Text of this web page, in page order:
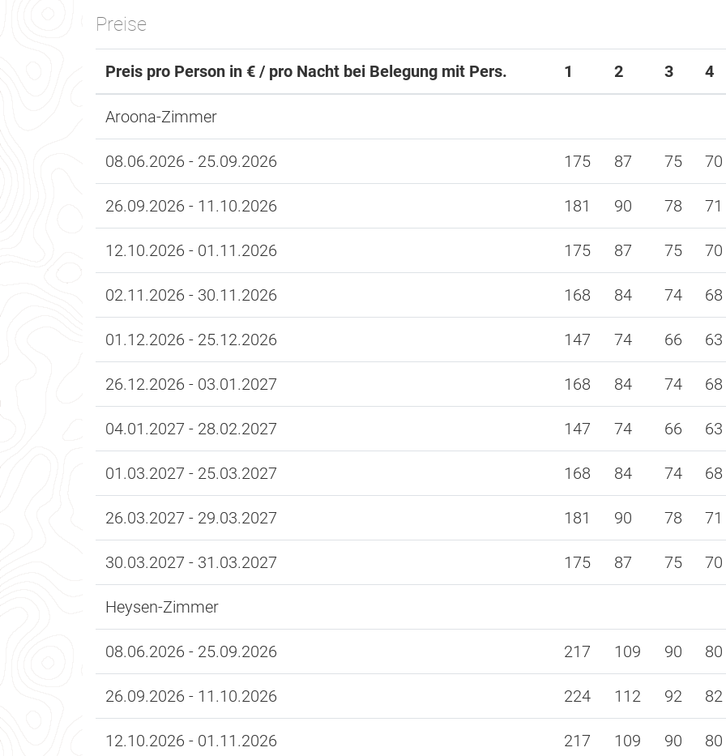
Preise
Preis pro Person in € / pro Nacht bei Belegung mit Pers. 1 2 3 4
Aroona-Zimmer
08.06.2026 - 25.09.2026 175 87 75 70
26.09.2026 - 11.10.2026 181 90 78 71
12.10.2026 - 01.11.2026 175 87 75 70
02.11.2026 - 30.11.2026 168 84 74 68
01.12.2026 - 25.12.2026 147 74 66 63
26.12.2026 - 03.01.2027 168 84 74 68
04.01.2027 - 28.02.2027 147 74 66 63
01.03.2027 - 25.03.2027 168 84 74 68
26.03.2027 - 29.03.2027 181 90 78 71
30.03.2027 - 31.03.2027 175 87 75 70
Heysen-Zimmer
08.06.2026 - 25.09.2026 217 109 90 80
26.09.2026 - 11.10.2026 224 112 92 82
12.10.2026 - 01.11.2026 217 109 90 80